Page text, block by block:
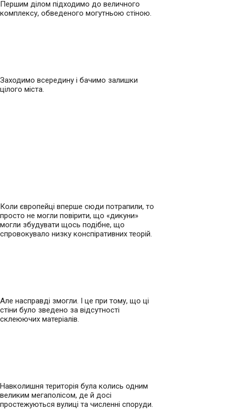
Першим ділом підходимо до величного
комплексу, обведеного могутньою стіною.
Заходимо всередину і бачимо залишки
цілого міста.
Коли європейці вперше сюди потрапили, то
просто не могли повірити, що «дикуни»
могли збудувати щось подібне, що
спровокувало низку конспіративних теорій.
Але насправді змогли. І це при тому, що ці
стіни було зведено за відсутності
склеюючих матеріалів.
Навколишня територія була колись одним
великим мегаполісом, де й досі
простежуються вулиці та численні споруди.